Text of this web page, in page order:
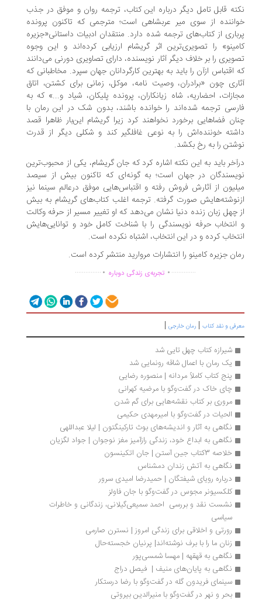
قابل تامل دیگر درباره این کتاب، ترجمه روان و موفق در جذب
از سوی میر عربشاهی است؛ مترجمی که تاکنون پرونده
از کتاب‌های ترجمه شده دارد. منتقدان ادبیات داستانی«جزیره
را تصویری‌ترین اثر گریشام ارزیابی کرده‌اند و این وجوه
را بر خلاف دیگر آثار نویسنده، دارای تصاویری دورنی می‌دانند
اقتباس ازآن را باید به بهترین کارگردانان جهان سپرد. مخاطبانی که
چون «برادران، وصیت نامه، موکل، زمانی برای کشتن، اتاق
احضاریه، شاه زیانکاران، پرونده پلیکان، شیاد و...» که به
ترجمه شده‌اند را خوانده باشند، بدون شک در این رمان با
فضاهایی برخورد نخواهند کرد زیرا گریشام این‌بار ظاهرا قصد
خوننده‌اش را به نوعی غافلگیر کند و شکلی دیگر از قدرت
را به رخ بکشد.
باید به این نکته اشاره کرد که جان گریشام، یکی از محبوب‌ترین
در جهان است؛ به گونه‌ای که تاکنون بیش از سیصد
از آثارش فروش رفته و اقتباس‌هایی موفق درعالم سینما نیز
صورت گرفته. ترجمه اغلب کتاب‌های گریشام به بیش
چهل زبان زنده دنیا نشان می‌دهد که او تغییر مسیر از حرفه وکالت
حرفه نویسندگی را با شناخت کامل خود و توانایی‌هایش
کرده و در این انتخاب، اشتباه نکرده است.
جزیره کامینو را انتشارات مروارید منتشر کرده است.
................تجربه‌ی زندگی دوباره ...............
و نقد کتاب|رمان خارجی|
شیرازه کتاب چهل تایی شد
یک رمان با اعمال شاقه رونمایی شد
پنج کتاب کاملاً مردانه | منصوره رضایی
چای خاک در گفت‌وگو با مرضیه کهرانی
مروری بر کتاب نقشه‌هایی برای گم شدن
الحیات در گفت‌وگو با امیرمهدی حکیمی
نگاهی به آثار و اندیشه‌های بوث تارکینگتون | لیلا عبداللهی
نگاهی به ابداع خود، زندگی راز‌آمیز مغز نوجوان | جواد لگزیان
خلاصه 3کتاب جین آستن | جان اتکینسون
نگاهی به آتش زندان دمشناس
درباره رویای شیفتگان | حمیدرضا امیدی سرور
کلکسیونر مجوس در گفت‌وگو با جان فاولز
نشست نقد و بررسی  احمد سمیعی‌گیلانی، زندگانی و خاطرات
رورتی و اخلاقی برای زندگی امروز | نسترن صارمی
زنان ما را با برف نوشته‌اند| پرنیان خجسته‌حال
نگاهی به قهقهه | مهسا شمسی‌پور
نگاهی به پایان‌های منیف |  فیصل دراج
سینمای فریدون گله در گفت‌وگو با رضا درستکار
بحر و نهر در گفت‌وگو با منیرالدین بیروتی